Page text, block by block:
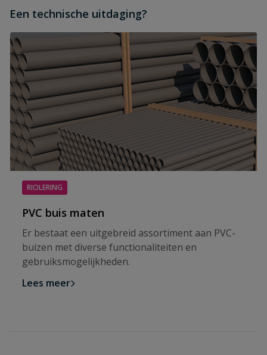
Een technische uitdaging?
RIOLERING
PVC buis maten
Er bestaat een uitgebreid assortiment aan PVC-
buizen met diverse functionaliteiten en
gebruiksmogelijkheden.
Lees meer